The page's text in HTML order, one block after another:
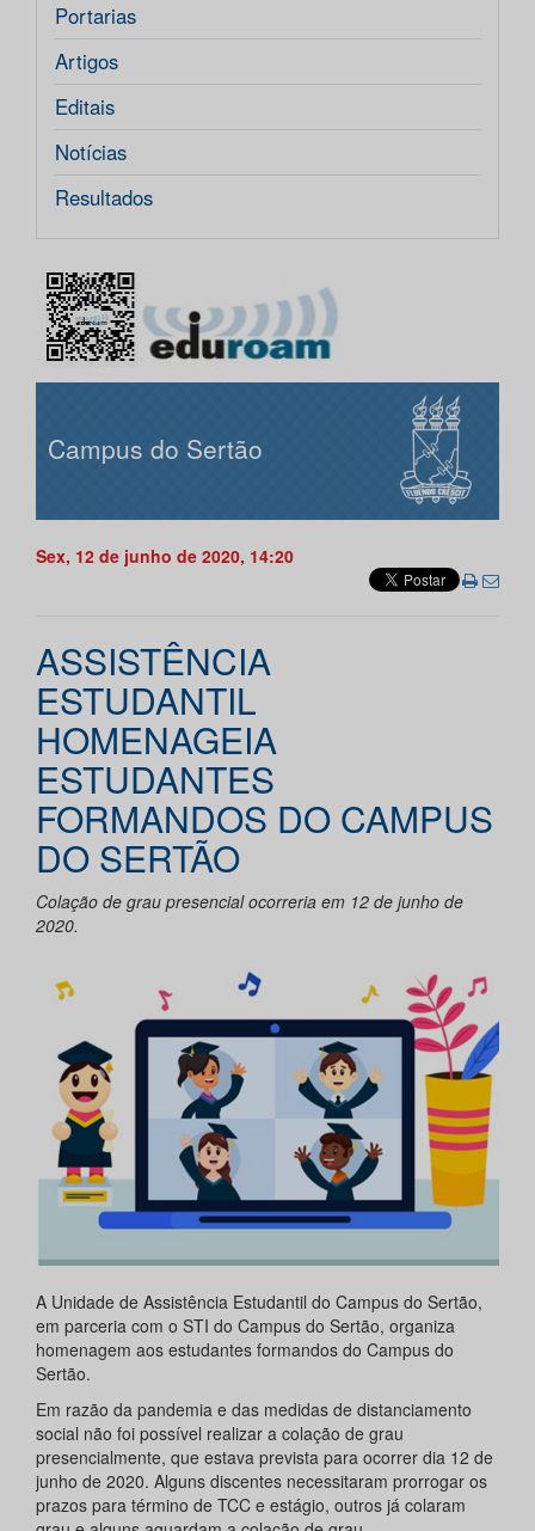
Portarias
Artigos
Editais
Notícias
Resultados
Campus do Sertão
Sex, 12 de junho de 2020, 14:20
ASSISTÊNCIA
ESTUDANTIL
HOMENAGEIA
ESTUDANTES
FORMANDOS DO CAMPUS
DO SERTÃO
Colação de grau presencial ocorreria em 12 de junho de
2020.
A Unidade de Assistência Estudantil do Campus do Sertão,
em parceria com o STI do Campus do Sertão, organiza
homenagem aos estudantes formandos do Campus do
Sertão.
Em razão da pandemia e das medidas de distanciamento
social não foi possível realizar a colação de grau
presencialmente, que estava prevista para ocorrer dia 12 de
junho de 2020. Alguns discentes necessitaram prorrogar os
prazos para término de TCC e estágio, outros já colaram